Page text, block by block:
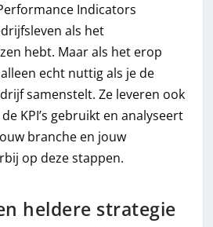
Indicators
als het
hebt. Maar als het erop
echt nuttig als je de
samenstelt. Ze leveren ook
KPI’s gebruikt en analyseert
branche en jouw
op deze stappen.
heldere strategie